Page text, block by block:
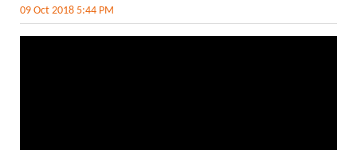
09 Oct 2018 5:44 PM